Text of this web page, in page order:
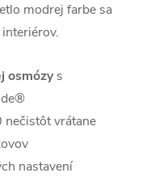
modrej farbe sa
osmózys
nečistôt vrátane
nastavení